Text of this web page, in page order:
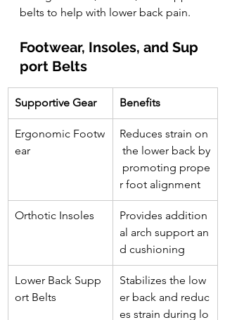
belts to help with lower back pain.
Footwear, Insoles, and Sup
port Belts
Supportive Gear Benefits
Ergonomic Footw
ear
Reduces strain on
the lower back by
promoting prope
r foot alignment
Orthotic Insoles
Provides addition
al arch support an
d cushioning
Lower Back Supp
ort Belts
Stabilizes the low
er back and reduc
es strain during lo